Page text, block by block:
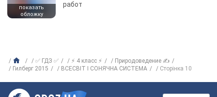
показать
обложку
работ
✅ ГДЗ ✅ ⚡ 4 класс ⚡
Природоведение ✍
Гилберг 2015
ВСЕСВІТ І СОНЯЧНА СИСТЕМА Сторінка 10